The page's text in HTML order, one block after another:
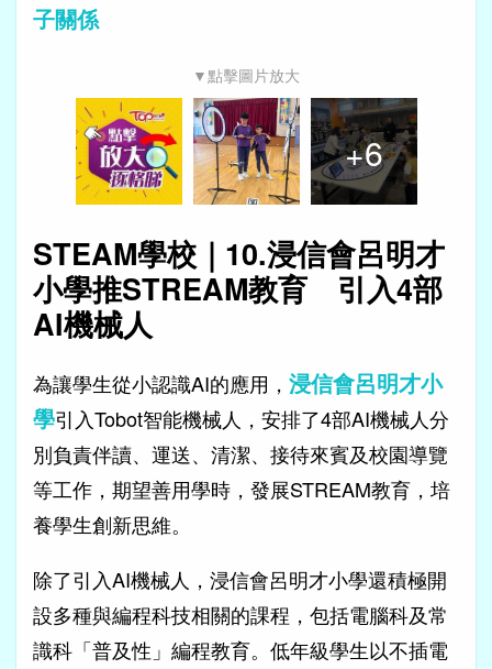
子關係
▼點擊圖片放大
+6
STEAM學校｜10.浸信會呂明才
小學推STREAM教育 引入4部
AI機械人
為讓學生從小認識AI的應用， 浸信會呂明才小
學引入Tobot智能機械人，安排了4部AI機械人分
別負責伴讀、運送、清潔、接待來賓及校園導覽
等工作，期望善用學時，發展STREAM教育，培
養學生創新思維。
除了引入AI機械人，浸信會呂明才小學還積極開
設多種與編程科技相關的課程，包括電腦科及常
識科「普及性」編程教育。低年級學生以不插電